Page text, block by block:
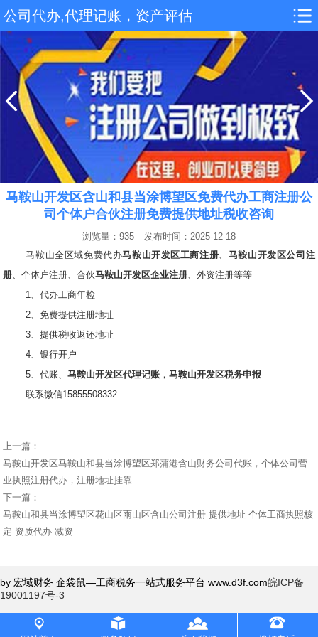
公司代办,代理记账，资产评估
马鞍山开发区含山和县当涂博望区免费代办工商注册公
司个体户合伙注册免费提供地址税收咨询
浏览量：935
发布时间：2025-12-18
马鞍山全区域免费代办马鞍山开发区工商注册
马鞍山开发区公司注
册 、个体户注册、合伙马鞍山开发区企业注册 、外资注册等等
1、代办工商年检
2、免费提供注册地址
3、提供税收返还地址
4、银行开户
5、代账、马鞍山开发区代理记账 ，马鞍山开发区税务申报
联系微信15855508332
上一篇：
马鞍山开发区马鞍山和县当涂博望区郑蒲港含山财务公司代账，个体公司营
业执照注册代办，注册地址挂靠
下一篇：
马鞍山和县当涂博望区花山区雨山区含山公司注册 提供地址 个体工商执照核
定 资质代办 减资
by 宏域财务 企袋鼠—工商税务一站式服务平台 www.d3f.com皖ICP备
19001197号-3